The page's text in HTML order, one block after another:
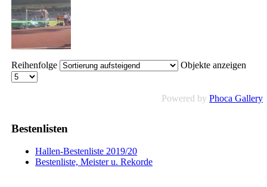
Reihenfolge Objekte anzeigen
Powered by Phoca Gallery
Bestenlisten
Hallen-Bestenliste 2019/20
Bestenliste, Meister u. Rekorde